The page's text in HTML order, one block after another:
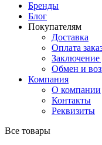
Бренды
Блог
Покупателям
Доставка
Оплата
Заключение
Обмен и
Компания
О компании
Контакты
Реквизиты
Все товары